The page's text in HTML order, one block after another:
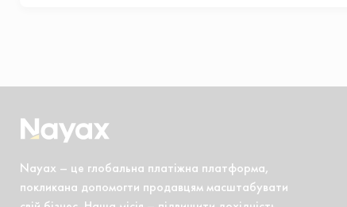
Nayax – це глобальна платіжна платформа,
покликана допомогти продавцям масштабувати